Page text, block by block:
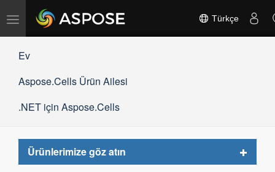
Gezinmeyi
Türkçe
Ev
Aspose.Cells Ürün Ailesi
.NET için Aspose.Cells
Ürünlerimize göz atın
Toggle